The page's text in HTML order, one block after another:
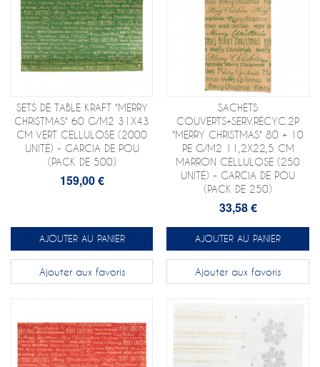
SETS DE TABLE KRAFT "MERRY
CHRISTMAS" 60 G/M2 31X43
CM VERT CELLULOSE (2000
UNITÉ) - GARCIA DE POU
(PACK DE 500)
159,00 €
AJOUTER AU PANIER
Ajouter aux favoris
SACHETS
COUVERTS+SERV.RÉCYC.2P
"MERRY CHRISTMAS" 80 + 10
PE G/M2 11,2X22,5 CM
MARRON CELLULOSE (250
UNITÉ) - GARCIA DE POU
(PACK DE 250)
33,58 €
AJOUTER AU PANIER
Ajouter aux favoris